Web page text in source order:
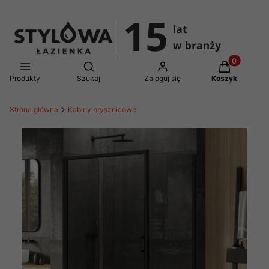
Produkty
Otwórz wyszukiwarkę
Szukaj Zaloguj się
Produkty
Koszyk
Strona główna Kabiny prysznicowe